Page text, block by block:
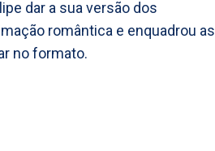
dar a sua versão dos
romântica e enquadrou as
no formato.